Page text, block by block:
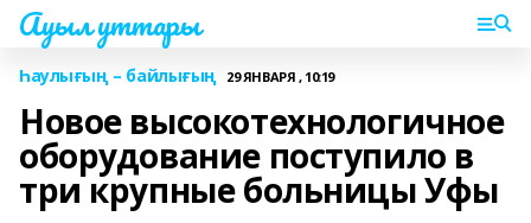
Ауыл уттары
Һаулығың – байлығың 29 ЯНВАРЯ , 10:19
Новое высокотехнологичное
оборудование поступило в
три крупные больницы Уфы